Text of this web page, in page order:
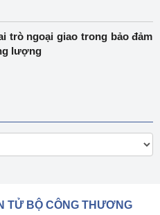
trò ngoại giao trong bảo đảm
lượng
TỬ BỘ CÔNG THƯƠNG